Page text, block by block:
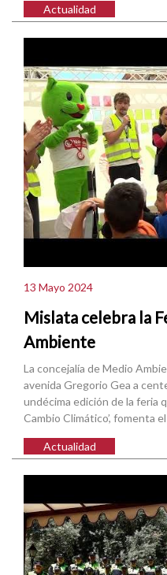
Actualidad
13 Mayo 2024
Mislata celebra la
Ambiente
La concejalía de Medio
avenida Gregorio Gea a
undécima edición de la feria
Cambio Climático’, fomenta
Actualidad